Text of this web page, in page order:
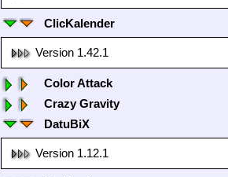
ClicKalender
Version 1.42.1
Color Attack
Crazy Gravity
DatuBiX
Version 1.12.1